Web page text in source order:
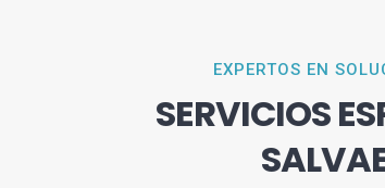
EXPERTOS EN
SERVICIOS